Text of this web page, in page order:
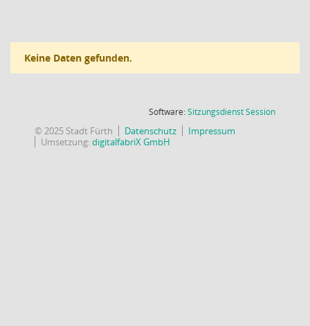
Keine Daten gefunden.
Software:SitzungsdienstSession(Wird in
© 2025 Stadt Fürth Datenschutz
Impressum
Umsetzung:digitalfabriX GmbH